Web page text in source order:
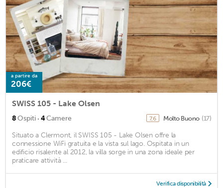
a partire da
206€
SWISS 105 - Lake Olsen
8Ospiti · 4Camere 7,6 Molto Buono (17)
Situato a Clermont, il SWISS 105 - Lake Olsen offre la
connessione WiFi gratuita e la vista sul lago. Ospitata in un
edificio risalente al 2012, la villa sorge in una zona ideale per
praticare attività ...
Verifica disponibilità